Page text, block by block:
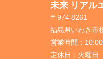
未来 リアル
〒974-8261
福島県いわき市
営業時間：
定休日： 火曜日